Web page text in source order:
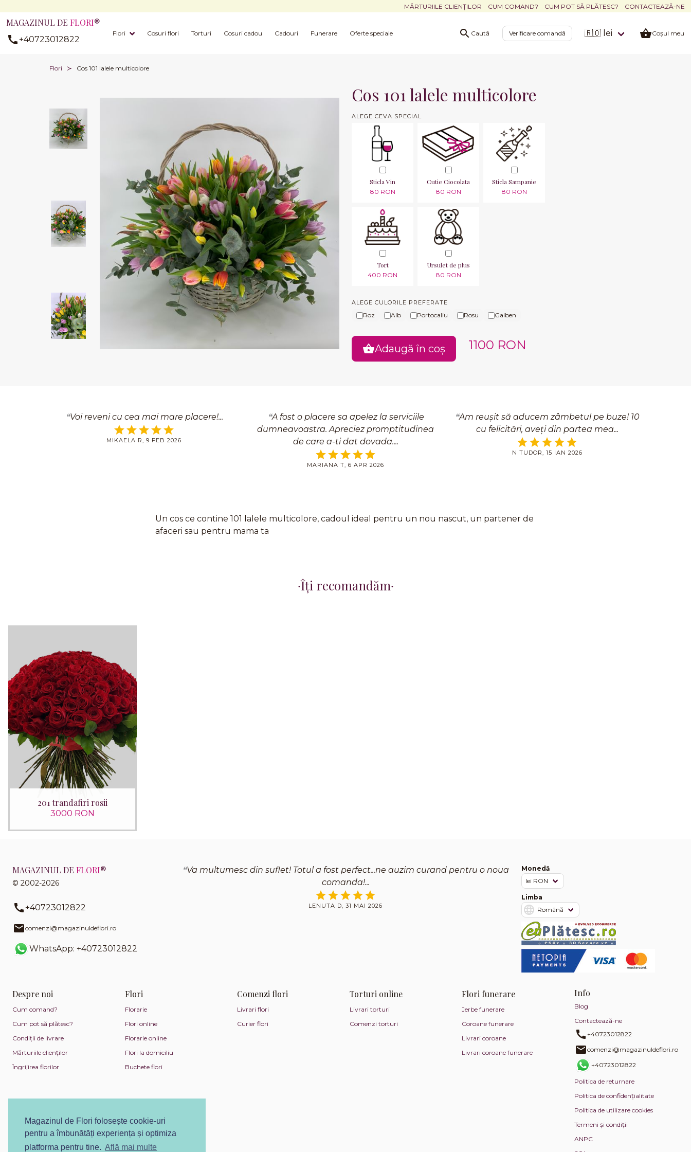
MĂRTURIILE CLIENȚILOR CUM COMAND? CUM POT SĂ PLĂTESC? CONTACTEAZĂ-NE
MAGAZINUL DE FLORI®
+40723012822
Flori Cosuri flori Torturi Cosuri cadou Cadouri Funerare Oferte speciale Caută Verificare comandă 🇷🇴 lei Coșul meu
Flori Cos 101 lalele multicolore
Cos 101 lalele multicolore
ALEGE CEVA SPECIAL
Sticla Vin
80 RON
Cutie Ciocolata
80 RON
Sticla Sampanie
80 RON
Tort
400 RON
Ursulet de plus
80 RON
ALEGE CULORILE PREFERATE
Roz Alb Portocaliu Rosu Galben
Adaugă în coș 1100 RON
Voi reveni cu cea mai mare placere!
MIKAELA R, 9 FEB 2026
A fost o placere sa apelez la serviciile
dumneavoastra. Apreciez promptitudinea
de care a-ti dat dovada.
MARIANA T, 6 APR 2026
Am reușit să aducem zâmbetul pe buze! 10
cu felicitări, aveți din partea mea
N TUDOR, 15 IAN 2026
Un cos ce contine 101 lalele multicolore, cadoul ideal pentru un nou nascut, un partener de
afaceri sau pentru mama ta
Îți recomandăm
201 trandafiri rosii
3000 RON
MAGAZINUL DE FLORI®
© 2002-2026
+40723012822
comenzi@magazinuldeflori.ro
WhatsApp: +40723012822
Va multumesc din suflet! Totul a fost perfect...ne auzim curand pentru o noua
comanda!
LENUTA D, 31 MAI 2026
Monedă
Limba
Despre noi
Cum comand?
Cum pot să plătesc?
Condiții de livrare
Mărturiile clienților
Îngrijirea florilor
Flori
Florarie
Flori online
Florarie online
Flori la domiciliu
Buchete flori
Comenzi flori
Livrari flori
Curier flori
Torturi online
Livrari torturi
Comenzi torturi
Flori funerare
Jerbe funerare
Coroane funerare
Livrari coroane
Livrari coroane funerare
Info
Blog
Contactează-ne
+40723012822
comenzi@magazinuldeflori.ro
+40723012822
Politica de returnare
Politica de confidențialitate
Politica de utilizare cookies
Termeni și condiții
ANPC
Magazinul de Flori folosește cookie-uri
pentru a îmbunătăți experiența și optimiza
platforma pentru tine. Află mai multe